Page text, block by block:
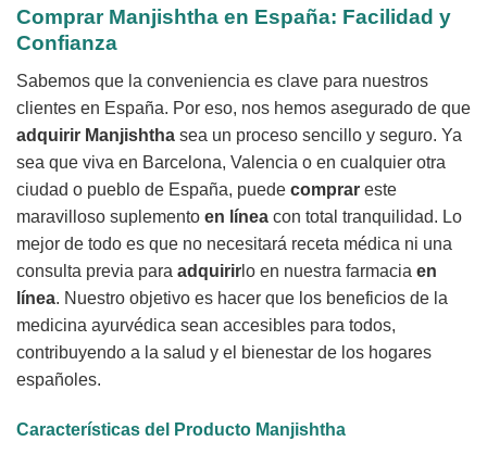
Comprar Manjishtha en España: Facilidad y
Confianza
Sabemos que la conveniencia es clave para nuestros
clientes en España. Por eso, nos hemos asegurado de que
adquirir Manjishtha sea un proceso sencillo y seguro. Ya
sea que viva en Barcelona, Valencia o en cualquier otra
ciudad o pueblo de España, puede comprar este
maravilloso suplemento en línea con total tranquilidad. Lo
mejor de todo es que no necesitará receta médica ni una
consulta previa para adquirir lo en nuestra farmacia en
línea. Nuestro objetivo es hacer que los beneficios de la
medicina ayurvédica sean accesibles para todos,
contribuyendo a la salud y el bienestar de los hogares
españoles.
Características del Producto Manjishtha